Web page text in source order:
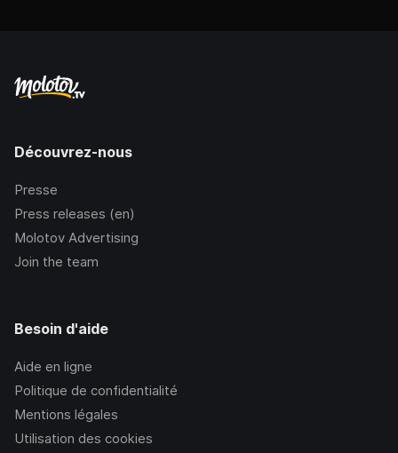
Découvrez-nous
Presse
Press releases (en)
Molotov Advertising
Join the team
Besoin d'aide
Aide en ligne
Politique de confidentialité
Mentions légales
Utilisation des cookies